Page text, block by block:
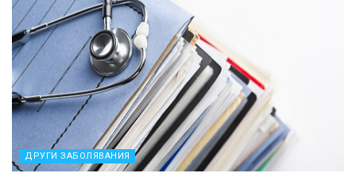
ДРУГИ ЗАБОЛЯВАНИЯ